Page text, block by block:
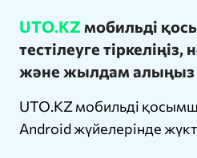
UTO.KZ мобильді
тестілеуге
және жылдам алыңыз
UTO.KZ мобильді
Android жүйелерінде